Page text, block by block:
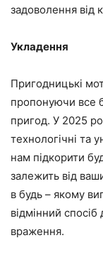
задоволення від
Укладення
Пригодницькі
пропонуючи все
пригод. У 2025
технологічні та
нам підкорити
залежить від
в будь – якому
відмінний спосіб
враження.